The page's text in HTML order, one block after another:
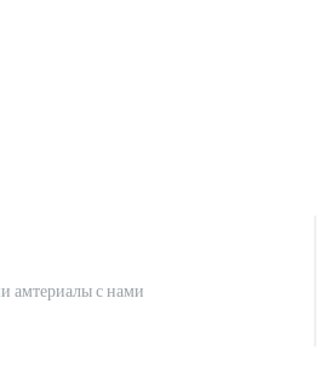
амтериалы с нами